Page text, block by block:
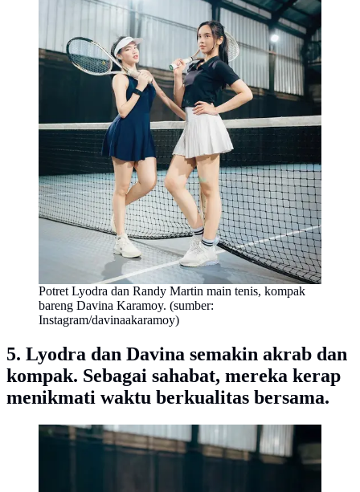
Potret Lyodra dan Randy Martin main tenis, kompak
bareng Davina Karamoy. (sumber:
Instagram/davinaakaramoy)
5. Lyodra dan Davina semakin akrab dan
kompak. Sebagai sahabat, mereka kerap
menikmati waktu berkualitas bersama.